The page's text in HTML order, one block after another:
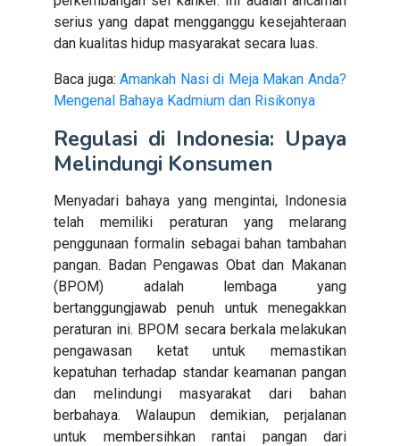
serius yang dapat mengganggu kesejahteraan
dan kualitas hidup masyarakat secara luas.
Baca juga:Amankah Nasi di Meja Makan Anda?
Mengenal Bahaya Kadmium dan Risikonya
Regulasi di Indonesia: Upaya
Melindungi Konsumen
Menyadari bahaya yang mengintai, Indonesia
telah memiliki peraturan yang melarang
penggunaan formalin sebagai bahan tambahan
pangan. Badan Pengawas Obat dan Makanan
(BPOM) adalah lembaga yang
bertanggungjawab penuh untuk menegakkan
peraturan ini. BPOM secara berkala melakukan
pengawasan ketat untuk memastikan
kepatuhan terhadap standar keamanan pangan
dan melindungi masyarakat dari bahan
berbahaya. Walaupun demikian, perjalanan
untuk membersihkan rantai pangan dari